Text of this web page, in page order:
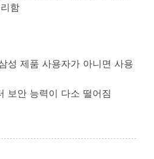
함
성 제품 사용자가 아니면 사용
보안 능력이 다소 떨어짐